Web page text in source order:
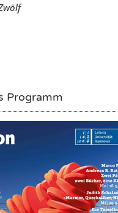
Programm